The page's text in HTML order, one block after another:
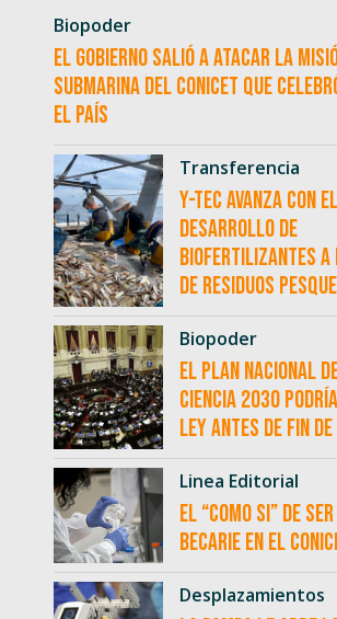
Biopoder
El Gobierno salió a atacar la
submarina del CONICET que
el país
Transferencia
Y-TEC avanza con el
desarrollo de
biofertilizantes
de residuos
Biopoder
El Plan Nacional
Ciencia 2030
ley antes de fin de
Linea Editorial
El “como si” de ser
becarie en el
Desplazamientos